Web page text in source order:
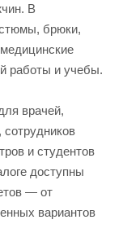
В
брюки,
работы и учебы.
врачей,
сотрудников
и студентов
доступны
— от
вариантов